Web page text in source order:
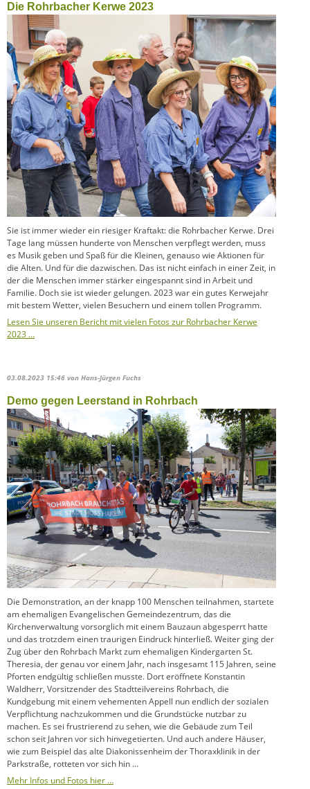
Die Rohrbacher Kerwe 2023
Sie ist immer wieder ein riesiger Kraftakt: die Rohrbacher Kerwe. Drei
Tage lang müssen hunderte von Menschen verpflegt werden, muss
es Musik geben und Spaß für die Kleinen, genauso wie Aktionen für
die Alten. Und für die dazwischen. Das ist nicht einfach in einer Zeit, in
der die Menschen immer stärker eingespannt sind in Arbeit und
Familie. Doch sie ist wieder gelungen. 2023 war ein gutes Kerwejahr
mit bestem Wetter, vielen Besuchern und einem tollen Programm.
Lesen Sie unseren Bericht mit vielen Fotos zur Rohrbacher Kerwe
2023 …
03.08.2023 15:46 von Hans-Jürgen Fuchs
Demo gegen Leerstand in Rohrbach
Die Demonstration, an der knapp 100 Menschen teilnahmen, startete
am ehemaligen Evangelischen Gemeindezentrum, das die
Kirchenverwaltung vorsorglich mit einem Bauzaun abgesperrt hatte
und das trotzdem einen traurigen Eindruck hinterließ. Weiter ging der
Zug über den Rohrbach Markt zum ehemaligen Kindergarten St.
Theresia, der genau vor einem Jahr, nach insgesamt 115 Jahren, seine
Pforten endgültig schließen musste. Dort eröffnete Konstantin
Waldherr, Vorsitzender des Stadtteilvereins Rohrbach, die
Kundgebung mit einem vehementen Appell nun endlich der sozialen
Verpflichtung nachzukommen und die Grundstücke nutzbar zu
machen. Es sei frustrierend zu sehen, wie die Gebäude zum Teil
schon seit Jahren vor sich hinvegetierten. Und auch andere Häuser,
wie zum Beispiel das alte Diakonissenheim der Thoraxklinik in der
Parkstraße, rotteten vor sich hin …
Mehr Infos und Fotos hier …